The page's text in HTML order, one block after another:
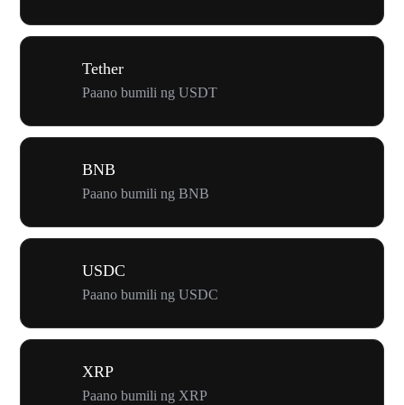
Tether
Paano bumili ng USDT
BNB
Paano bumili ng BNB
USDC
Paano bumili ng USDC
XRP
Paano bumili ng XRP